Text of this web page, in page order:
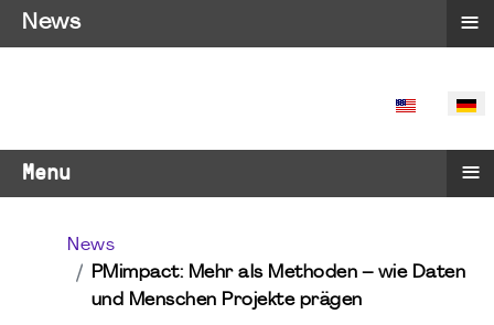
SPRACHE
Menu ≡
News
PMimpact: Mehr als Methoden – wie Daten
und Menschen Projekte prägen
News ≡